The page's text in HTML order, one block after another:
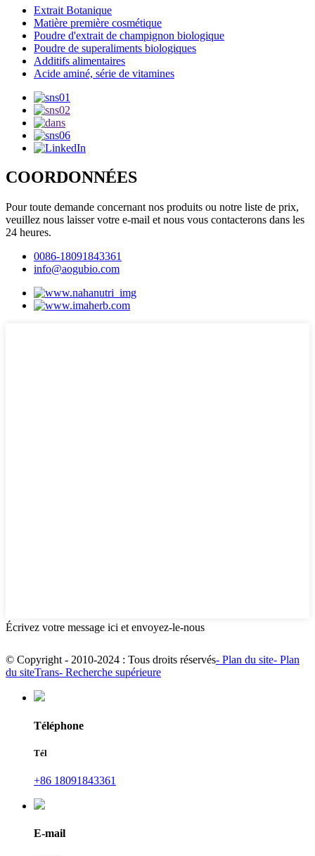
Extrait Botanique
Matière première cosmétique
Poudre d'extrait de champignon biologique
Poudre de superaliments biologiques
Additifs alimentaires
Acide aminé, série de vitamines
COORDONNÉES
Pour toute demande concernant nos produits ou notre liste de prix,
veuillez nous laisser votre e-mail et nous vous contacterons dans les
24 heures.
0086-18091843361
info@aogubio.com
Écrivez votre message ici et envoyez-le-nous
© Copyright - 2010-2024 : Tous droits réservés- Plan du site- Plan
du siteTrans- Recherche supérieure
Téléphone
Tél
+86 18091843361
E-mail